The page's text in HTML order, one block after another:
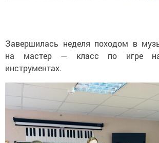
Завершилась неделя походом в
на мастер — класс по игре
инструментах.